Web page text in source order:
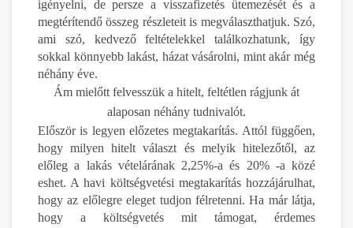
igényelni, de persze a visszafizetés ütemezését és a
megtérítendő összeg részleteit is megválaszthatjuk. Szó,
ami szó, kedvező feltételekkel találkozhatunk, így
sokkal könnyebb lakást, házat vásárolni, mint akár még
néhány éve.
Ám mielőtt felvesszük a hitelt, feltétlen rágjunk át
alaposan néhány tudnivalót.
Először is legyen előzetes megtakarítás. Attól függően,
hogy milyen hitelt választ és melyik hitelezőtől, az
előleg a lakás vételárának 2,25%-a és 20% -a közé
eshet. A havi költségvetési megtakarítás hozzájárulhat,
hogy az előlegre eleget tudjon félretenni. Ha már látja,
hogy a költségvetés mit támogat, érdemes